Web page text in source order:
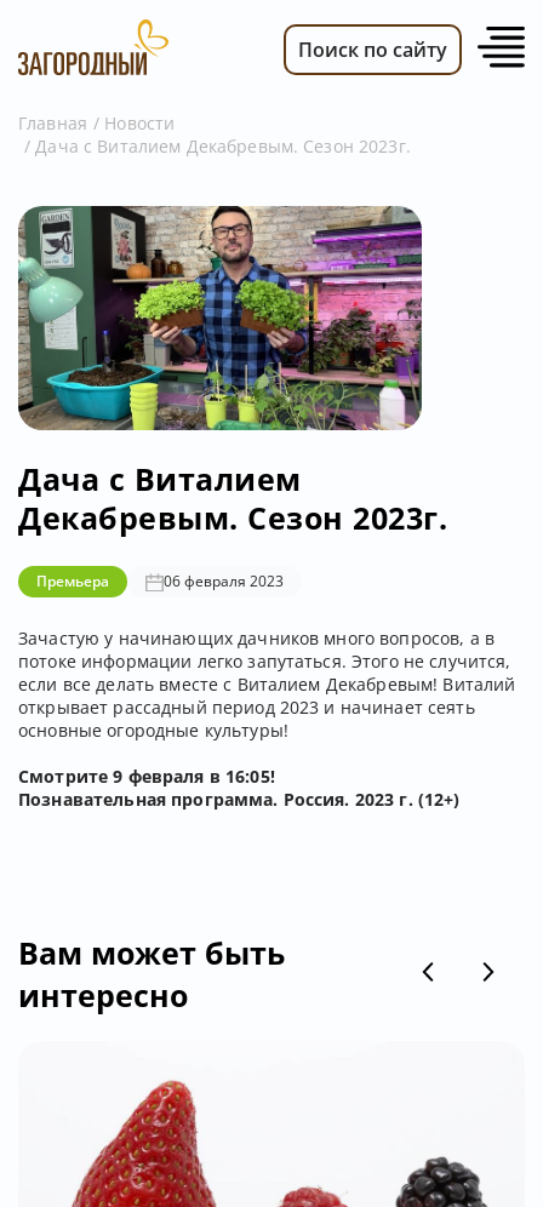
НОВОСТИ
ПЕРЕДАЧИ
ТЕЛЕПРОГРАММА
РЕКЛАМОДАТЕЛЯМ
Поиск по сайту
Главная
Новости
Дача с Виталием Декабревым. Сезон 2023г.
Премьера 06 февраля 2023
Дача с Виталием
Декабревым. Сезон 2023г.
Зачастую у начинающих дачников много вопросов, а в
потоке информации легко запутаться. Этого не случится,
если все делать вместе с Виталием Декабревым! Виталий
открывает рассадный период 2023 и начинает сеять
основные огородные культуры!
Смотрите 9 февраля в 16:05!
Познавательная программа. Россия. 2023 г. (12+)
Вам может быть
интересно